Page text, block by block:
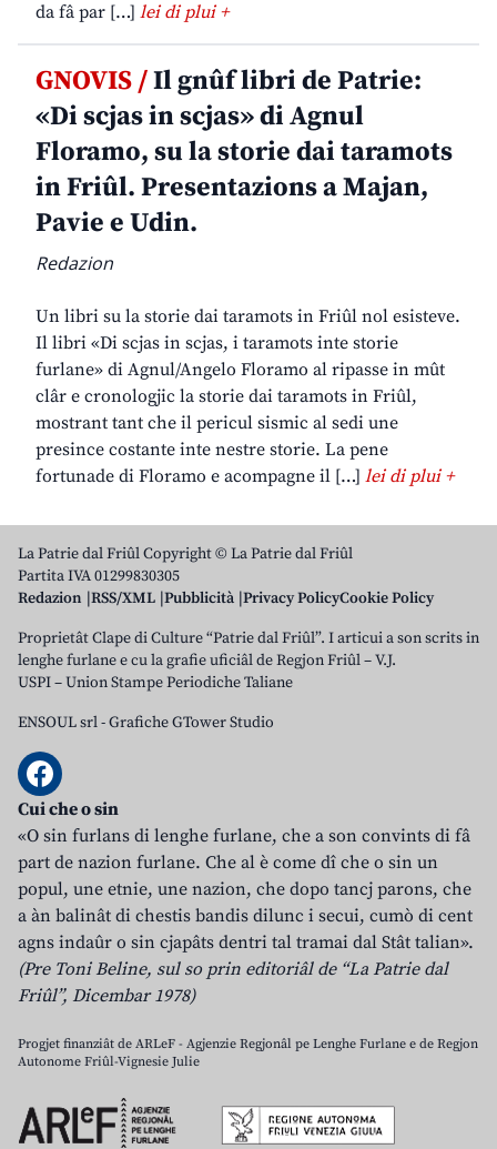
da fâ par […] lei di plui +
GNOVIS /Il gnûf libri de Patrie:
«Di scjas in scjas» di Agnul
Floramo, su la storie dai taramots
in Friûl. Presentazions a Majan,
Pavie e Udin.
Redazion
Un libri su la storie dai taramots in Friûl nol esisteve.
Il libri «Di scjas in scjas, i taramots inte storie
furlane» di Agnul/Angelo Floramo al ripasse in mût
clâr e cronologjic la storie dai taramots in Friûl,
mostrant tant che il pericul sismic al sedi une
presince costante inte nestre storie. La pene
fortunade di Floramo e acompagne il […] lei di plui +
La Patrie dal Friûl Copyright © La Patrie dal Friûl
Partita IVA 01299830305
Redazion RSS/XML Pubblicità Privacy PolicyCookie Policy
Proprietât Clape di Culture “Patrie dal Friûl”. I articui a son scrits in
lenghe furlane e cu la grafie uficiâl de Regjon Friûl – V.J.
USPI – Union Stampe Periodiche Taliane
ENSOUL srl-Grafiche GTower Studio
Cui che o sin
«O sin furlans di lenghe furlane, che a son convints di fâ
part de nazion furlane. Che al è come dî che o sin un
popul, une etnie, une nazion, che dopo tancj parons, che
a àn balinât di chestis bandis dilunc i secui, cumò di cent
agns indaûr o sin cjapâts dentri tal tramai dal Stât talian».
(Pre Toni Beline, sul so prin editoriâl de “La Patrie dal
Friûl”, Dicembar 1978)
Progjet finanziât de ARLeF - Agjenzie Regjonâl pe Lenghe Furlane e de Regjon
Autonome Friûl-Vignesie Julie